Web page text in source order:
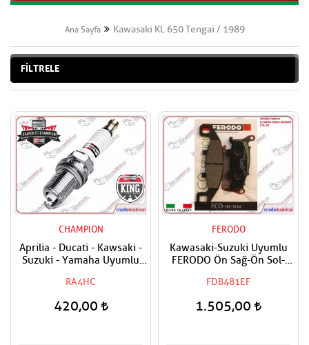
Ana Sayfa Kawasaki KL 650 Tengai / 1989
FİLTRELE
CHAMPION
Aprilia - Ducati - Kawsaki -
Suzuki - Yamaha Uyumlu
RA4HC
420,00
FERODO
Kawasaki-Suzuki Uyumlu
FERODO Ön Sağ-Ön Sol-
FDB481EF
1.505,00